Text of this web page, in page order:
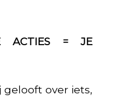
ACTIES = JE
over iets,